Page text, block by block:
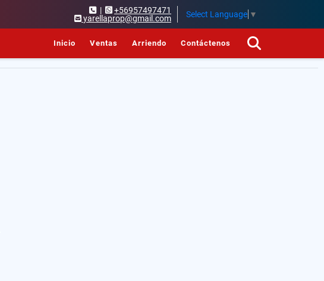
|
+56957497471
yarellaprop@gmail.com
Select Language ▼
Inicio Ventas Arriendo Contáctenos